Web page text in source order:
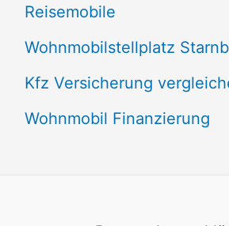
Reisemobile
Wohnmobilstellplatz
Kfz Versicherung
Wohnmobil Finanzierung